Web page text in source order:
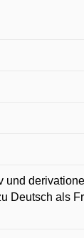
und
Deutsch als